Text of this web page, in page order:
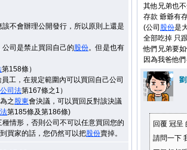
不會辦理公開發行，所以原則上還是
公司是禁止買回自己的股份。但是也有
第158條）
員工，在規定範圍內可以買回自己公司
公司法第167條之1）
之 股東會決議，可以買回反對該決議
第185條及第186條)
情形，否則公司不可以任意買回您的
買家的話，您仍然可以把股份賣掉。
其他兄弟也
存款 爺爺有
(公司 股份是
全部吃掉 只
他們兄弟要
因為我爸他
回覆 冠呈
請問一下